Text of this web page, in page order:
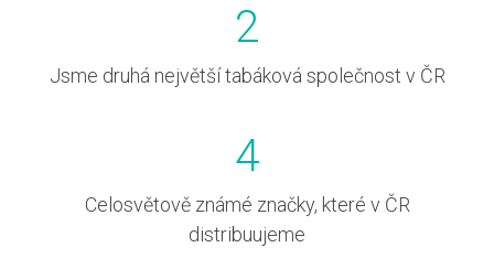
2
Jsme druhá největší tabáková společnost v ČR
4
Celosvětově známé značky, které v ČR
distribuujeme